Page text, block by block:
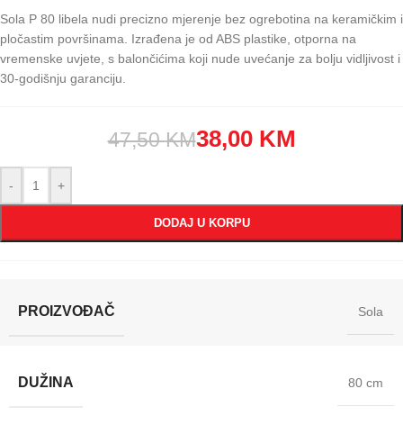
Sola P 80 libela nudi precizno mjerenje bez ogrebotina na keramičkim i
pločastim površinama. Izrađena je od ABS plastike, otporna na
vremenske uvjete, s balončićima koji nude uvećanje za bolju vidljivost i
30-godišnju garanciju.
47,50KM38,00 KM
- +
DODAJ U KORPU
PROIZVOĐAČ Sola
DUŽINA 80 cm